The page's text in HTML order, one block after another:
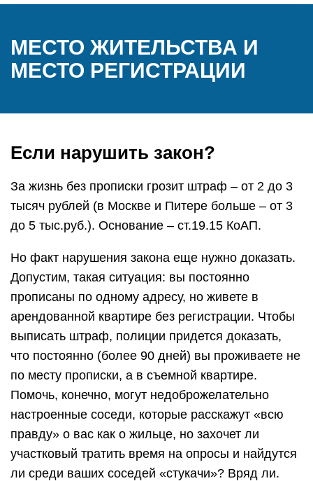
МЕСТО ЖИТЕЛЬСТВА И
МЕСТО РЕГИСТРАЦИИ
Если нарушить закон?
За жизнь без прописки грозит штраф – от 2 до 3
тысяч рублей (в Москве и Питере больше – от 3
до 5 тыс.руб.). Основание – ст.19.15 КоАП.
Но факт нарушения закона еще нужно доказать.
Допустим, такая ситуация: вы постоянно
прописаны по одному адресу, но живете в
арендованной квартире без регистрации. Чтобы
выписать штраф, полиции придется доказать,
что постоянно (более 90 дней) вы проживаете не
по месту прописки, а в съемной квартире.
Помочь, конечно, могут недоброжелательно
настроенные соседи, которые расскажут «всю
правду» о вас как о жильце, но захочет ли
участковый тратить время на опросы и найдутся
ли среди ваших соседей «стукачи»? Вряд ли.